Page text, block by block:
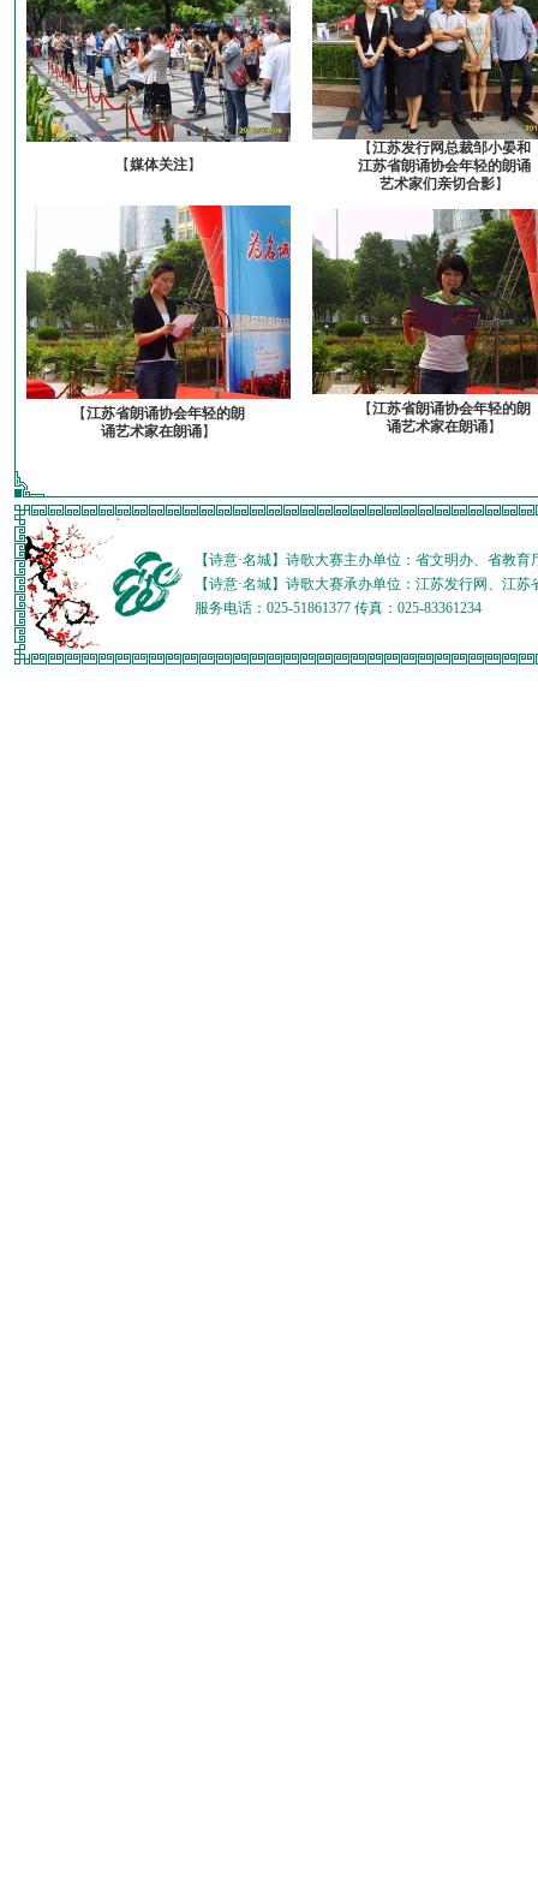
【媒体关注】
【江苏发行网总裁邹小晏和
江苏省朗诵协会年轻的朗诵
艺术家们亲切合影】
【江苏省朗诵协会年轻的朗
诵艺术家在朗诵】
【江苏省朗诵协会年轻的朗
诵艺术家在朗诵】
【诗意·名城】诗歌大赛主办单位：省文明办、省教
【诗意·名城】诗歌大赛承办单位：江苏发行网、江
服务电话：025-51861377 传真：025-83361234